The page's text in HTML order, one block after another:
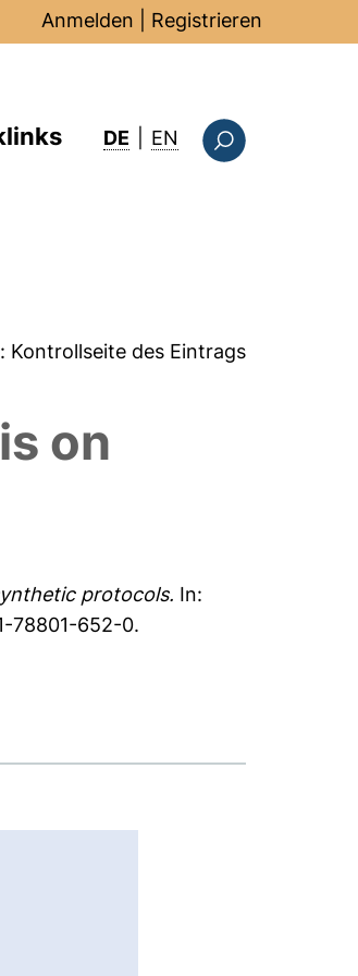
Anmelden Registrieren
DE EN : this page in
Kontrollseite des Eintrags
on
protocols. In:
78801-652-0.